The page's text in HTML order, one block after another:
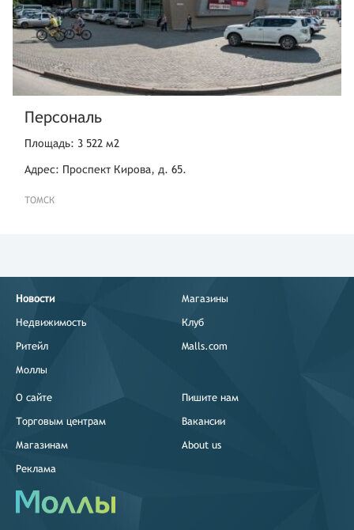
Персональ
Площадь: 3 522 м2
Адрес: Проспект Кирова, д. 65.
ТОМСК
Новости
Недвижимость
Ритейл
Моллы
Магазины
Клуб
Malls.com
О сайте
Торговым центрам
Магазинам
Реклама
Пишите нам
Вакансии
About us